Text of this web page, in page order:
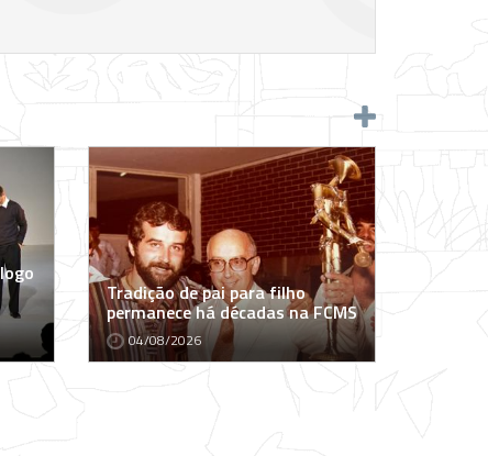
Tradição de pai para filho
permanece há décadas na FCMS
04/08/2026